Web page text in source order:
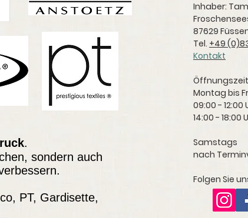
.
sondern auch
PT, Gardisette,
Inhaber:
87629
Tel. +49
Kontakt
Montag bis
09:00 - 12:00
14:00 - 18:00
Samstags
nach
Folgen Sie